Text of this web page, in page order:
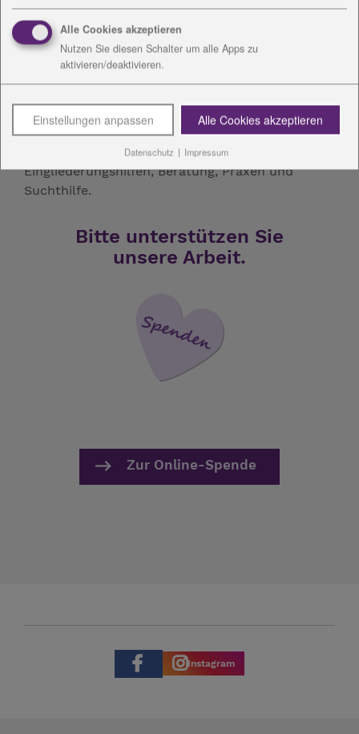
Durch die Fusion der Diakoniestiftung Weimar
Bad Lobenstein und der Diako Thüringen ist zum
1. Januar 2026 der größte sozial-diakonische
engagierten Menschen erbringen wir Leistungen
in den Bereichen Altenhilfe, Gesundheit, Kinder-,
Jugend- und Familienhilfe, Bildung,
Eingliederungshilfen, Beratung, Praxen und
Suchthilfe.
Bitte unterstützen Sie
unsere Arbeit.
Zur Online-Spende
Instagram
Alle Cookies akzeptieren
Nutzen Sie diesen Schalter um alle Apps zu
aktivieren/deaktivieren.
Einstellungen anpassen Alle Cookies akzeptieren
Datenschutz | Impressum